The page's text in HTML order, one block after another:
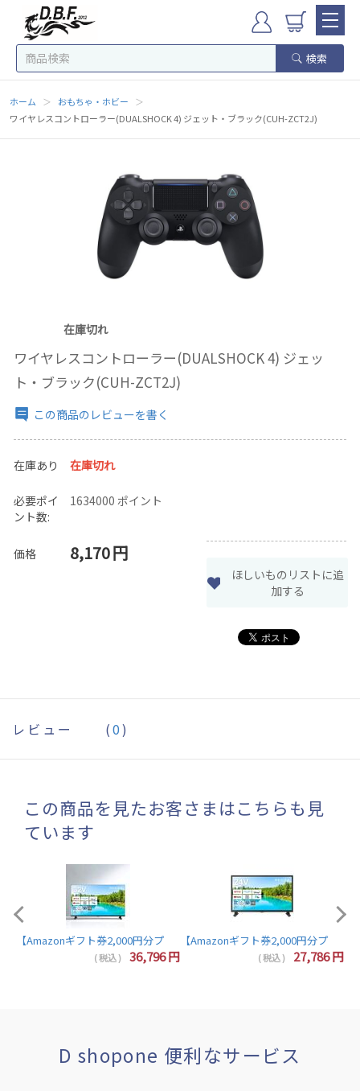
検索
ホーム ＞ おもちゃ・ホビー
＞
ワイヤレスコントローラー(DUALSHOCK 4) ジェット・ブラック(CUH-ZCT2J)
在庫切れ
ワイヤレスコントローラー(DUALSHOCK 4) ジェッ
ト・ブラック(CUH-ZCT2J)
この商品のレビューを書く
在庫あり 在庫切れ
必要ポイ
ント数:
1634000 ポイント
価格 8,170円
ほしいものリストに追
加する
レビュー (0)
この商品を見たお客さまはこちらも見
ています
【Amazonギフト券2,000円分プレゼント】東芝 レグザ テレビ 32インチ
( 税込 ) 36,796円 ( 税込 ) 27,786円
D shopone 便利なサービス